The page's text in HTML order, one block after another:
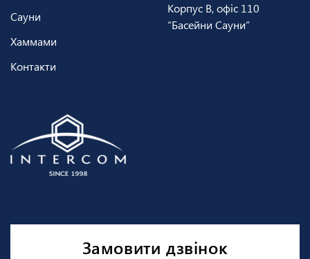
Сауни
Хаммами
Контакти
Корпус В, офіс 110
“Басейни Сауни”
Замовити дзвінок